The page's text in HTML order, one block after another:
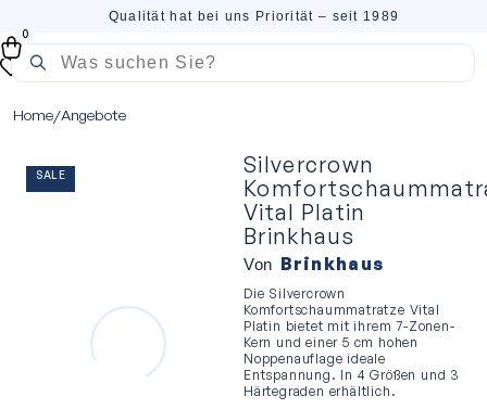
Qualität hat bei uns Priorität – seit 1989
0
Home/Angebote
SALE
Silvercrown
Vital Platin
Brinkhaus
Von Brinkhaus
Die Silvercrown
Komfortschaummatratze Vital
Platin bietet mit ihrem 7-Zonen-
Kern und einer 5 cm hohen
Noppenauflage ideale
Entspannung. In 4 Größen und 3
Härtegraden erhältlich.